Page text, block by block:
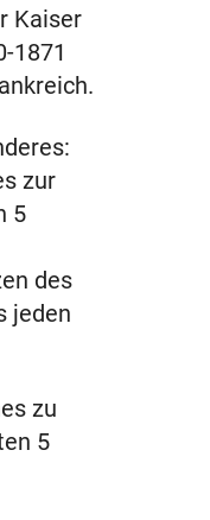
Kaiser
1871
zur
5
des
jeden
zu
5